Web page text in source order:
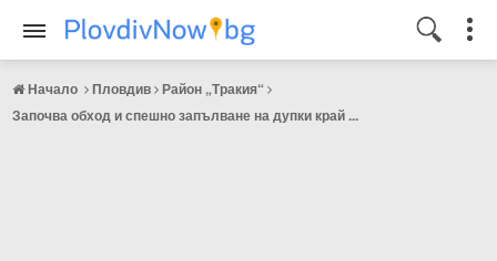
Начало Пловдив Район „Тракия“
Започва обход и спешно запълване на дупки край ...